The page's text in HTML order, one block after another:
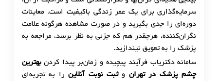
سرمایه‌گذاری برای یک عمر زندگی باکیفیت است. معاینات
دوره‌ای را جدی بگیرید و در صورت مشاهده هرگونه علامت
نگران‌کننده، هرچقدر هم که جزئی به نظر برسد، مراجعه به
پزشک را به تعویق نیندازید.
سامانه دکتریاب فرآیند پیچیده و زمان‌بر پیدا کردنبهترین
چشم پزشک در تهران وثبت نوبت آنلاینرا به تجربه‌ای